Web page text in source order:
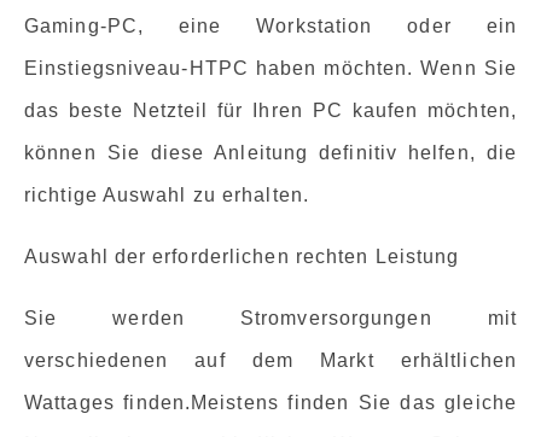
Gaming-PC, eine Workstation oder ein
Einstiegsniveau-HTPC haben möchten. Wenn Sie
das beste Netzteil für Ihren PC kaufen möchten,
können Sie diese Anleitung definitiv helfen, die
richtige Auswahl zu erhalten.
Auswahl der erforderlichen rechten Leistung
Sie werden Stromversorgungen mit
verschiedenen auf dem Markt erhältlichen
Wattages finden.Meistens finden Sie das gleiche